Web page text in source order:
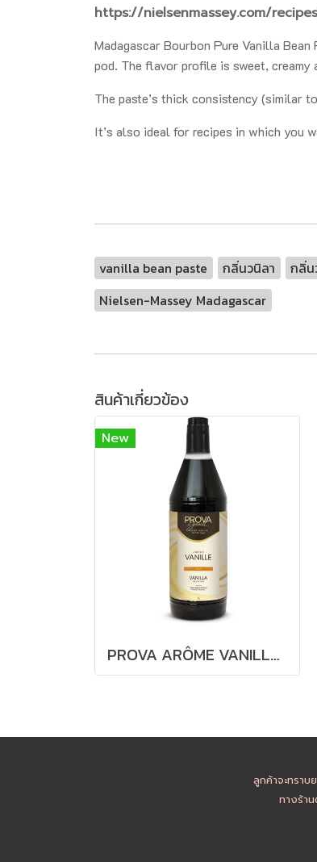
https://nielsenmassey.com/
Madagascar Bourbon Pure Vanilla
pod. The flavor profile is sweet,
The paste’s thick consistency (similar
It’s also ideal for recipes in which you
vanilla bean paste กลิ่นวนิลา กลิ่น
Nielsen-Massey Madagascar
สินค้าเกี่ยวข้อง
New
PROVA ARÔME VANILLE (VANILLA FLAVOUR DOUX) 1Liter
ลูกค้าจะทรา
ทางร้า